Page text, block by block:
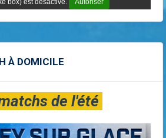
box) est désactivé. Autoriser
À DOMICILE
de l'été